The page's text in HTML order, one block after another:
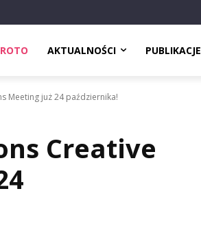
AKTUALNOŚCI PUBLIKACJE
Meeting już 24 października!
Creative